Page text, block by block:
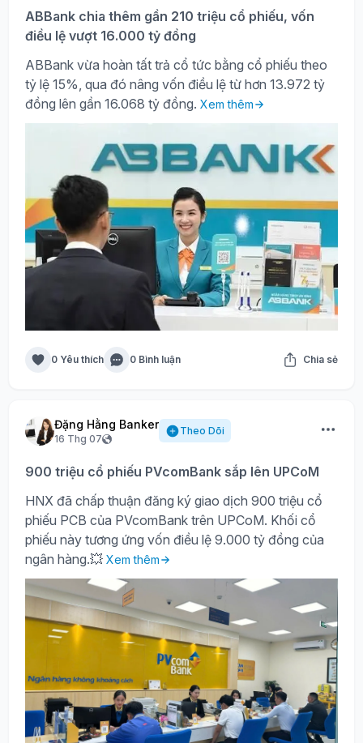
ABBank chia thêm gần 210 triệu cổ phiếu, vốn
điều lệ vượt 16.000 tỷ đồng
ABBank vừa hoàn tất trả cổ tức bằng cổ phiếu theo
tỷ lệ 15%, qua đó nâng vốn điều lệ từ hơn 13.972 tỷ
đồng lên gần 16.068 tỷ đồng. Xem thêm
0 Yêu thích 0 Bình luận Chia sẻ
Đặng Hằng Banker
16 Thg 07
Theo Dõi
900 triệu cổ phiếu PVcomBank sắp lên UPCoM
HNX đã chấp thuận đăng ký giao dịch 900 triệu cổ
phiếu PCB của PVcomBank trên UPCoM. Khối cổ
phiếu này tương ứng vốn điều lệ 9.000 tỷ đồng của
ngân hàng.💥 Xem thêm